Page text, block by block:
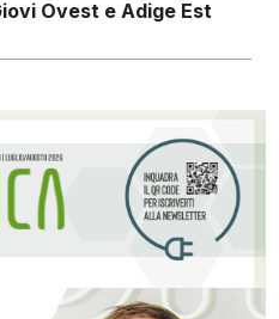
Ovest e Adige Est